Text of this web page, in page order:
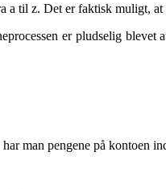
til z. Det er faktisk muligt,
er pludselig
man pengene på kontoen